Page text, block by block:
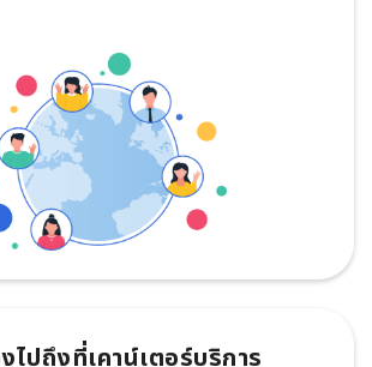
ไปถึงที่เคาน์เตอร์บริการ